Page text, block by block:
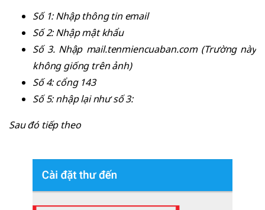
Số 1: Nhập thông tin email
Số 2: Nhập mật khẩu
Số 3. Nhập mail.tenmiencuaban.com (Trường này
không giống trên ảnh)
Số 4: cổng 143
Số 5: nhập lại như số 3:
Sau đó tiếp theo